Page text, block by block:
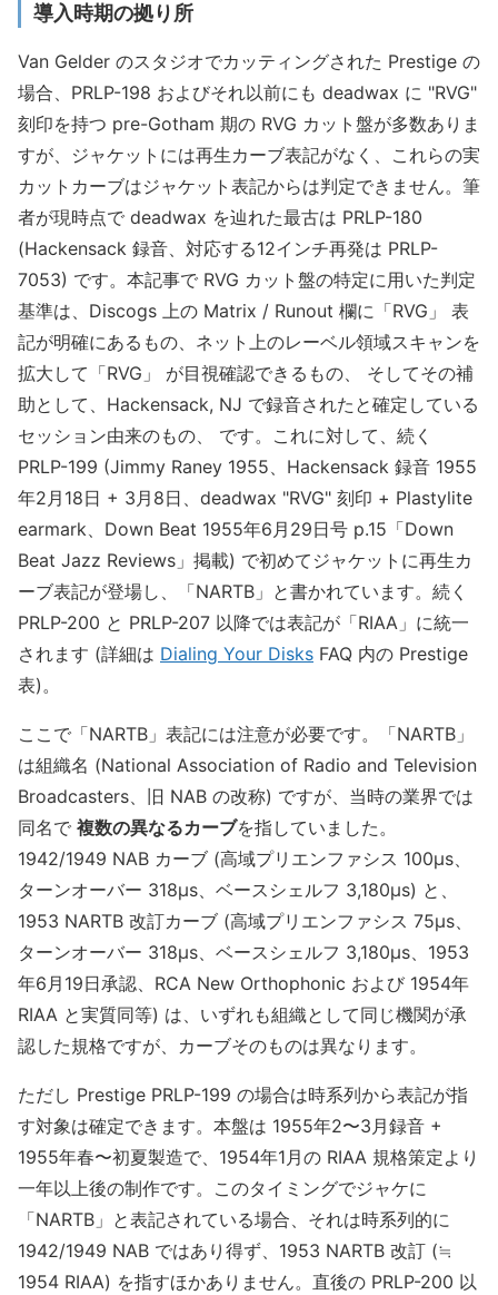
導入時期の拠り所
Van Gelder のスタジオでカッティングされた Prestige の
場合、PRLP-198 およびそれ以前にも deadwax に "RVG"
刻印を持つ pre-Gotham 期の RVG カット盤が多数ありま
すが、ジャケットには再生カーブ表記がなく、これらの実
カットカーブはジャケット表記からは判定できません。筆
者が現時点で deadwax を辿れた最古は PRLP-180
(Hackensack 録音、対応する12インチ再発は PRLP-
7053) です。本記事で RVG カット盤の特定に用いた判定
基準は、Discogs 上の Matrix / Runout 欄に「RVG」 表
記が明確にあるもの、ネット上のレーベル領域スキャンを
拡大して「RVG」 が目視確認できるもの、 そしてその補
助として、Hackensack, NJ で録音されたと確定している
セッション由来のもの、 です。これに対して、続く
PRLP-199 (Jimmy Raney 1955、Hackensack 録音 1955
年2月18日 + 3月8日、deadwax "RVG" 刻印 + Plastylite
earmark、Down Beat 1955年6月29日号 p.15「Down
Beat Jazz Reviews」掲載) で初めてジャケットに再生カ
ーブ表記が登場し、「NARTB」と書かれています。続く
PRLP-200 と PRLP-207 以降では表記が「RIAA」に統一
されます (詳細は Dialing Your Disks FAQ 内の Prestige
表)。
ここで「NARTB」表記には注意が必要です。「NARTB」
は組織名 (National Association of Radio and Television
Broadcasters、旧 NAB の改称) ですが、当時の業界では
同名で 複数の異なるカーブを指していました。
1942/1949 NAB カーブ (高域プリエンファシス 100μs、
ターンオーバー 318μs、ベースシェルフ 3,180μs) と、
1953 NARTB 改訂カーブ (高域プリエンファシス 75μs、
ターンオーバー 318μs、ベースシェルフ 3,180μs、1953
年6月19日承認、RCA New Orthophonic および 1954年
RIAA と実質同等) は、いずれも組織として同じ機関が承
認した規格ですが、カーブそのものは異なります。
ただし Prestige PRLP-199 の場合は時系列から表記が指
す対象は確定できます。本盤は 1955年2〜3月録音 +
1955年春〜初夏製造で、1954年1月の RIAA 規格策定より
一年以上後の制作です。このタイミングでジャケに
「NARTB」と表記されている場合、それは時系列的に
1942/1949 NAB ではあり得ず、1953 NARTB 改訂 (≒
1954 RIAA) を指すほかありません。直後の PRLP-200 以